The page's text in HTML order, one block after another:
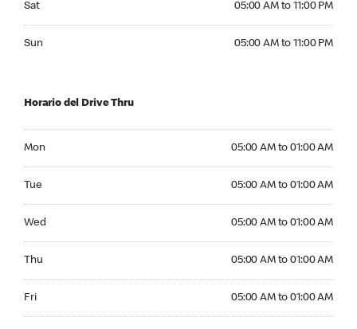
Sat 05:00 AM to 11:00 PM
Sun 05:00 AM to 11:00 PM
Horario del Drive Thru
Mon 05:00 AM to 01:00 AM
Tue 05:00 AM to 01:00 AM
Wed 05:00 AM to 01:00 AM
Thu 05:00 AM to 01:00 AM
Fri 05:00 AM to 01:00 AM